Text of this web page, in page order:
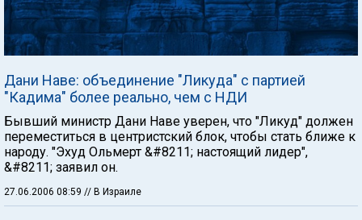
Дани Наве: объединение "Ликуда" с партией
"Кадима" более реально, чем с НДИ
Бывший министр Дани Наве уверен, что "Ликуд" должен
переместиться в центристский блок, чтобы стать ближе к
народу. "Эхуд Ольмерт &#8211; настоящий лидер",
&#8211; заявил он.
27.06.2006 08:59 // В Израиле